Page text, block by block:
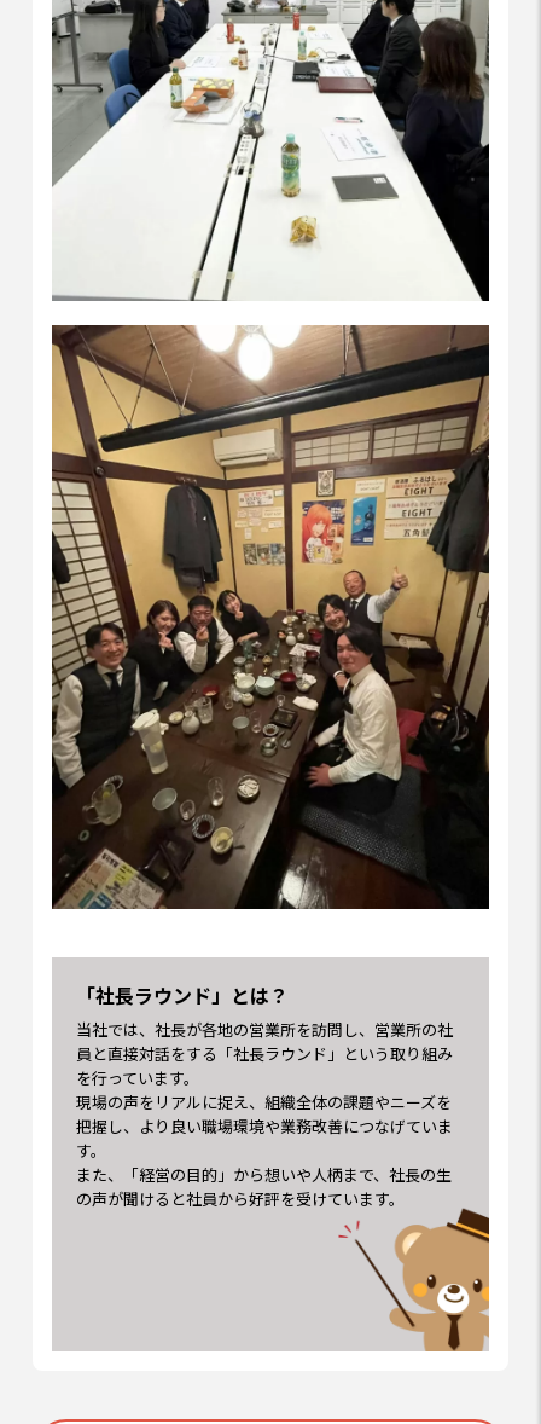
「社長ラウンド」とは？
当社では、社長が各地の営業所を訪問し、営業所の社
員と直接対話をする「社長ラウンド」という取り組み
を行っています。
現場の声をリアルに捉え、組織全体の課題やニーズを
把握し、より良い職場環境や業務改善につなげていま
す。
また、「経営の目的」から想いや人柄まで、社長の生
の声が聞けると社員から好評を受けています。